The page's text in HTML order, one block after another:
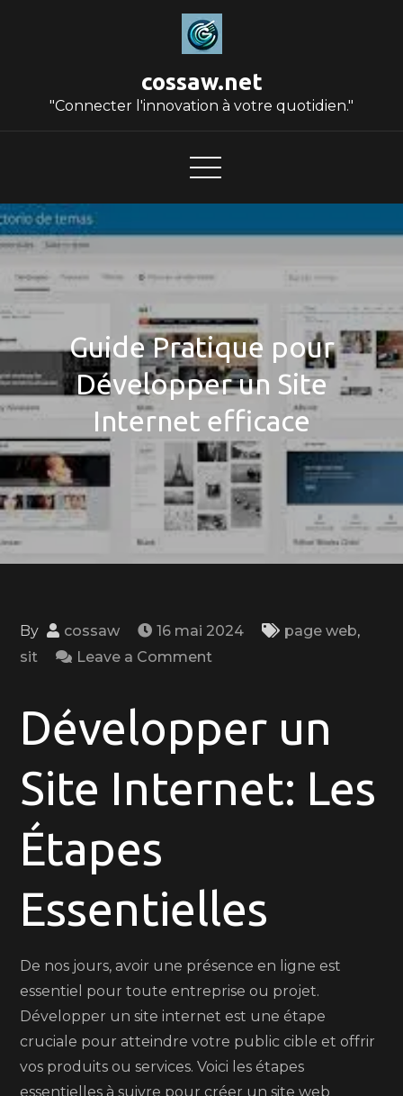
cossaw.net
"Connecter l'innovation à votre quotidien."
Guide Pratique pour
Développer un Site
Internet efficace
By cossaw 16 mai 2024 page web,
sit
Leave a Comment
pour
un
Site
Développer un
Site Internet: Les
Étapes
Essentielles
De nos jours, avoir une présence en ligne est
essentiel pour toute entreprise ou projet.
Développer un site internet est une étape
cruciale pour atteindre votre public cible et offrir
vos produits ou services. Voici les étapes
essentielles à suivre pour créer un site web